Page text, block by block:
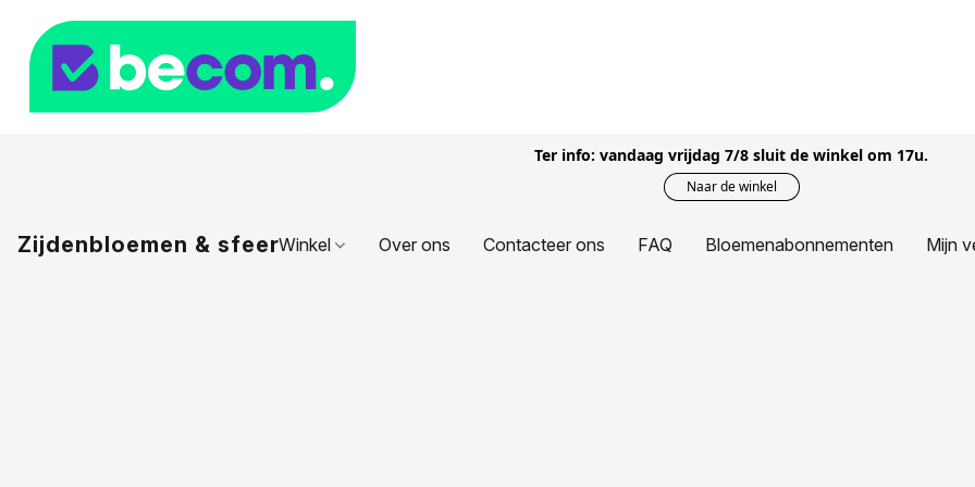
Ter info: vandaag vrijdag 7/8 sluit de winkel om 17u.
Naar de winkel
Zijdenbloemen & sfeerWinkel Over ons Contacteer ons FAQ Bloemenabonnementen Mijn